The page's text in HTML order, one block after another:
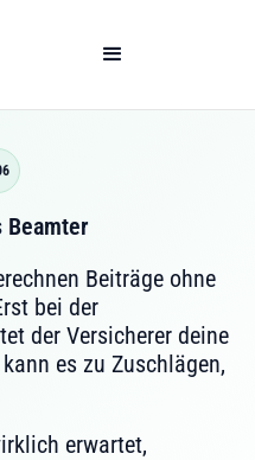
Beamter
Beiträge ohne
bei der
der Versicherer deine
es zu Zuschlägen,
erwartet,